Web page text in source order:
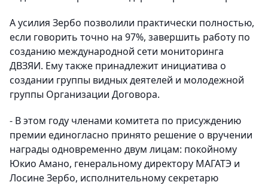
А усилия Зербо позволили практически полностью,
если говорить точно на 97%, завершить работу по
созданию международной сети мониторинга
ДВЗЯИ. Ему также принадлежит инициатива о
создании группы видных деятелей и молодежной
группы Организации Договора.
- В этом году членами комитета по присуждению
премии единогласно принято решение о вручении
награды одновременно двум лицам: покойному
Юкио Амано, генеральному директору МАГАТЭ и
Лосине Зербо, исполнительному секретарю